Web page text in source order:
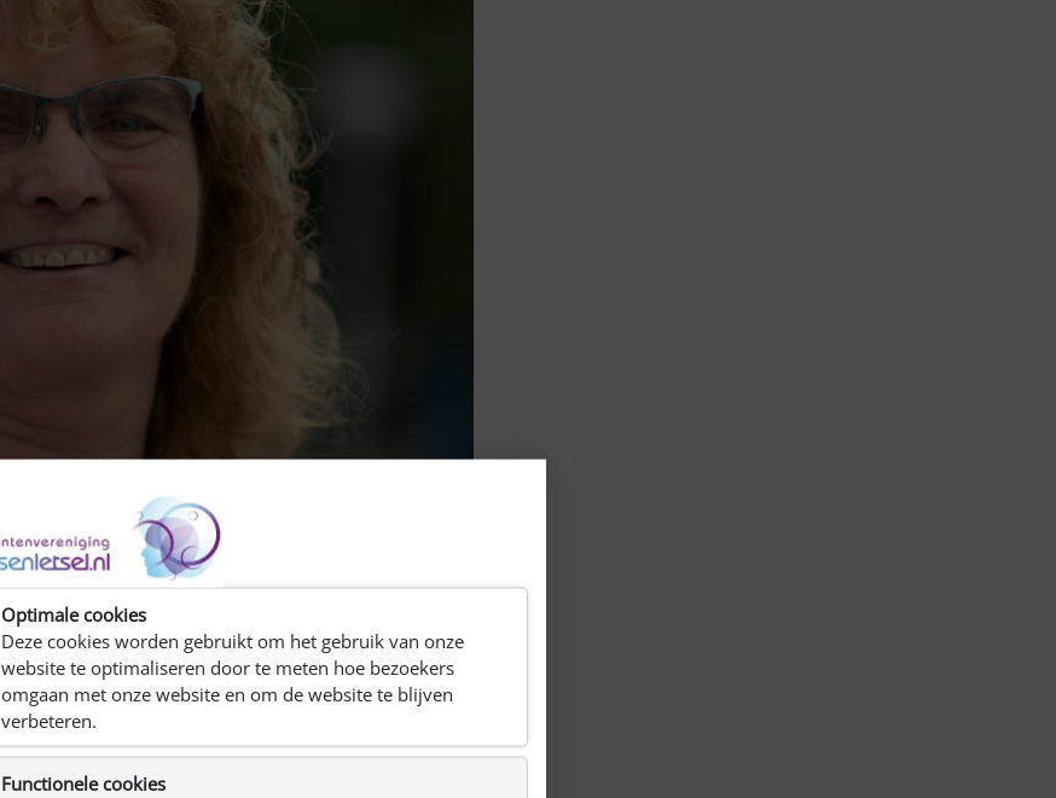
Optimale cookies
Deze cookies worden gebruikt om het gebruik van onze
website te optimaliseren door te meten hoe bezoekers
omgaan met onze website en om de website te blijven
verbeteren.
Functionele cookies